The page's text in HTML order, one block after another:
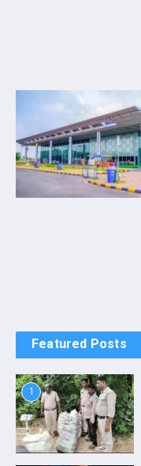
Featured Posts
1